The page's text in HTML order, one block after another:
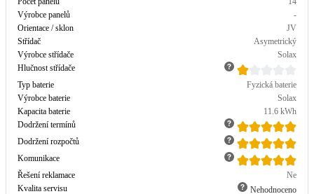
Výrobce panelů
-
Orientace / sklon
JV
Střídač
Asymetrický
Výrobce střídače
Solax
Hlučnost střídače
Typ baterie
Fyzická baterie
Výrobce baterie
Solax
Kapacita baterie
11.6 kWh
Dodržení termínů
Dodržení rozpočtů
Komunikace
Řešení reklamace
Ne
Kvalita servisu
Nehodnoceno